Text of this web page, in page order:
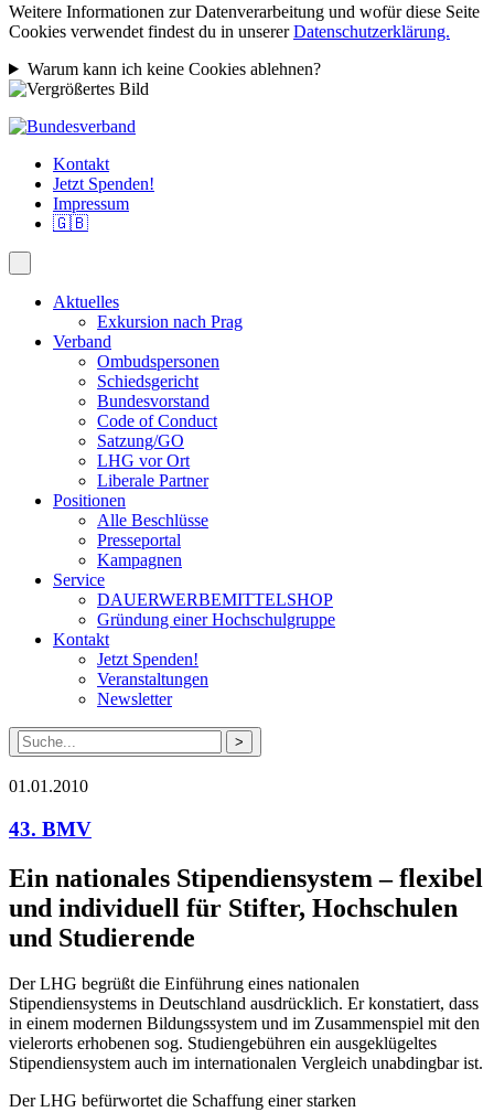
Weitere Informationen zur Datenverarbeitung und wofür diese Seite
Cookies verwendet findest du in unsererDatenschutzerklärung.
Warum kann ich keine Cookies ablehnen?
Kontakt
Jetzt Spenden!
Impressum
🇬🇧
Aktuelles
Exkursion nach Prag
Verband
Ombudspersonen
Schiedsgericht
Bundesvorstand
Code of Conduct
Satzung/GO
LHG vor Ort
Liberale Partner
Positionen
Alle Beschlüsse
Presseportal
Kampagnen
Service
DAUERWERBEMITTELSHOP
Gründung einer Hochschulgruppe
Kontakt
Jetzt Spenden!
Veranstaltungen
Newsletter
Suche
nach:
01.01.2010
43. BMV
Ein nationales Stipendiensystem – flexibel
und individuell für Stifter, Hochschulen
und Studierende
Der LHG begrüßt die Einführung eines nationalen
Stipendiensystems in Deutschland ausdrücklich. Er konstatiert, dass
in einem modernen Bildungssystem und im Zusammenspiel mit den
vielerorts erhobenen sog. Studiengebühren ein ausgeklügeltes
Stipendiensystem auch im internationalen Vergleich unabdingbar ist.
Der LHG befürwortet die Schaffung einer starken